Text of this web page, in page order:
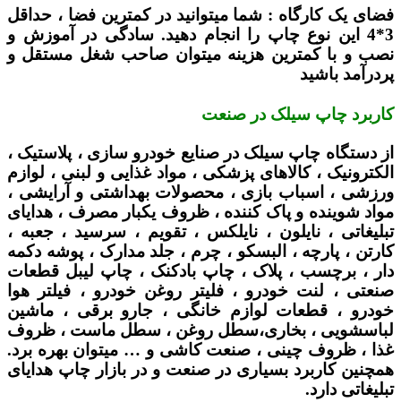
فضای یک کارگاه : شما میتوانید در کمترین فضا ، حداقل
3*4 این نوع چاپ را انجام دهید. سادگی در آموزش و
نصب و با کمترین هزینه میتوان صاحب شغل مستقل و
پردرآمد باشید
کاربرد چاپ سیلک در صنعت
از دستگاه چاپ سیلک در صنایع خودرو سازی ، پلاستیک ،
الکترونیک ، کالاهای پزشکی ، مواد غذایی و لبنی ، لوازم
ورزشی ، اسباب بازی ، محصولات بهداشتی و آرایشی ،
مواد شوینده و پاک کننده ، ظروف یکبار مصرف ، هدایای
تبلیغاتی ، نایلون ، نایلکس ، تقویم ، سرسید ، جعبه ،
کارتن ، پارچه ، البسکو ، چرم ، جلد مدارک ، پوشه دکمه
دار ، برچسب ، پلاک ، چاپ بادکنک ، چاپ لیبل قطعات
صنعتی ، لنت خودرو ، فلیتر روغن خودرو ، فیلتر هوا
خودرو ، قطعات لوازم خانگی ، جارو برقی ، ماشین
لباسشویی ، بخاری،سطل روغن ، سطل ماست ، ظروف
غذا ، ظروف چینی ، صنعت کاشی و … میتوان بهره برد.
همچنین کاربرد بسیاری در صنعت و در بازار چاپ هدایای
تبلیغاتی دارد.